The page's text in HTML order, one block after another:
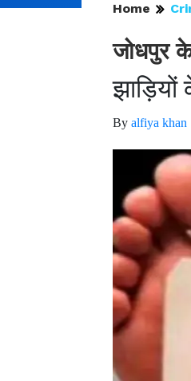
Home
जोधपुर
By alfiya khan